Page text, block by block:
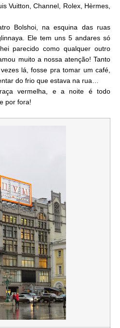
Vuitton, Channel, Rolex, Hèrmes,
Bolshoi, na esquina das ruas
Ele tem uns 5 andares só
parecido como qualquer outro
muito a nossa atenção! Tanto
lá, fosse pra tomar um café,
do frio que estava na rua…
vermelha, e a noite é todo
por fora!